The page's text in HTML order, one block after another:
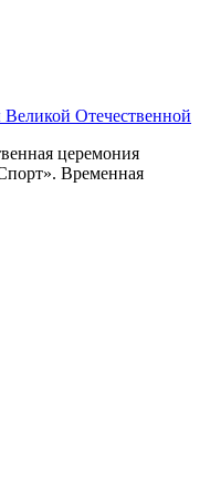
Великой Отечественной
церемония
Временная